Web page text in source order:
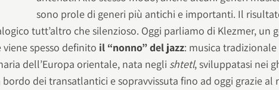
sono prole di generi più antichi e importanti. Il
tutt’altro che silenzioso. Oggi parliamo di Klezmer, un
viene spesso definito il “nonno” del jazz: musica tradizionale
dell’Europa orientale, nata negli shtetl, sviluppatasi nei
dei transatlantici e sopravvissuta fino ad oggi grazie al